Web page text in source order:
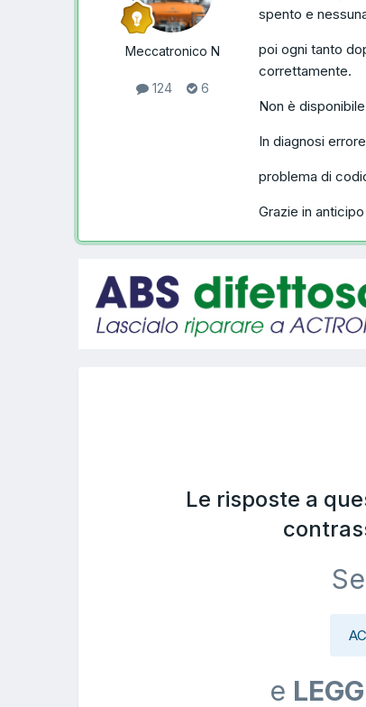
Meccatronico N
124 6
spento e
poi ogni tanto
correttamente.
Non è
In diagnosi
problema di
Grazie in anticipo
Le risposte a
e